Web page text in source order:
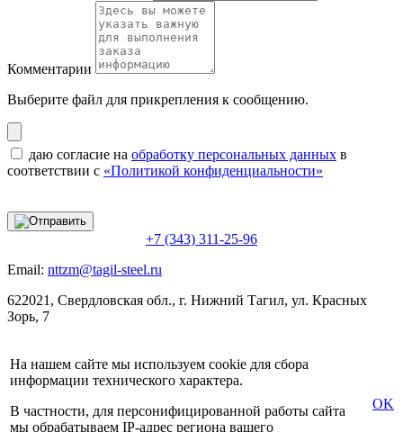
Комментарии
Выберите файл для прикрепления к сообщению.
даю согласие на обработку персональных данных в
соответствии с «Политикой конфиденциальности»
+7 (343) 311-25-96
Email: nttzm@tagil-steel.ru
622021, Свердловская обл., г. Нижний Тагил, ул. Красных
Зорь, 7
На нашем сайте мы используем cookie для сбора
информации технического характера.
В частности, для персонифицированной работы сайта
мы обрабатываем IP-адрес региона вашего
OK